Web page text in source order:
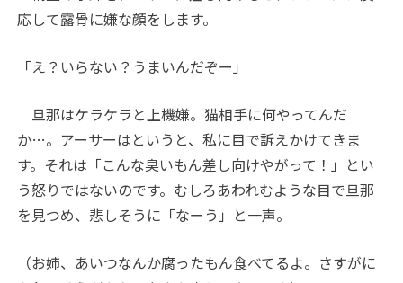
応して露骨に嫌な顔をします。
「え？いらない？うまいんだぞー」
旦那はケラケラと上機嫌。猫相手に何やってんだ
か…。アーサーはというと、私に目で訴えかけてきま
す。それは「こんな臭いもん差し向けやがって！」とい
う怒りではないのです。むしろあわれむような目で旦那
を見つめ、悲しそうに「なーう」と一声。
（お姉、あいつなんか腐ったもん食べてるよ。さすがに